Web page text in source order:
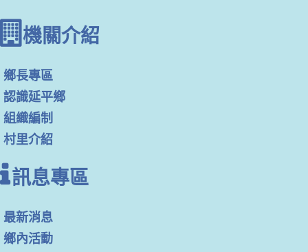
機關介紹
鄉長專區
認識延平鄉
組織編制
村里介紹
訊息專區
最新消息
鄉內活動